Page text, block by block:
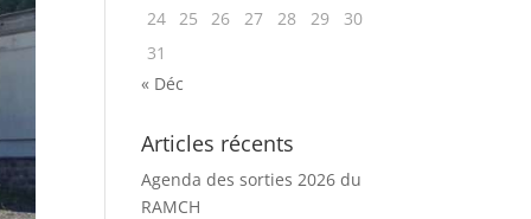
24 25 26 27 28 29
30
31
« Déc
Articles récents
Agenda des sorties 2026 du
RAMCH